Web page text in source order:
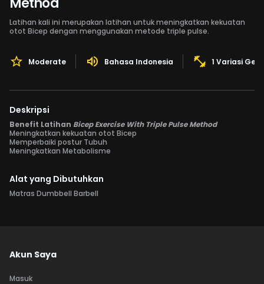
Latihan kali ini merupakan latihan untuk meningkatkan kekuatan
otot Bicep dengan menggunakan metode triple pulse.
Moderate Bahasa Indonesia 1 Variasi
Deskripsi
Benefit Latihan Bicep Exercise With Triple Pulse Method
Meningkatkan kekuatan otot Bicep
Memperbaiki postur Tubuh
Meningkatkan Metabolisme
Alat yang Dibutuhkan
Matras Dumbbell Barbell
Akun Saya
Masuk